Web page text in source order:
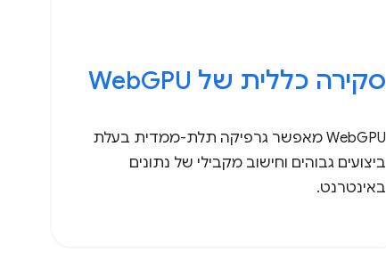
סקירה כללית של WebGPU
WebGPU מאפשר גרפיקה תלת-ממדית בעלת
ביצועים גבוהים וחישוב מקבילי של נתונים
באינטרנט.